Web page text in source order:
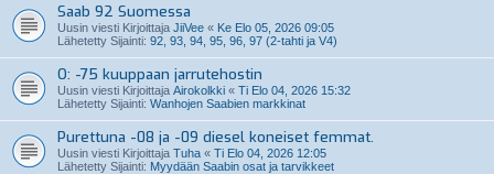
Saab 92 Suomessa
Uusin viesti Kirjoittaja JiiVee « Ke Elo 05, 2026 09:05
Lähetetty Sijainti: 92, 93, 94, 95, 96, 97 (2-tahti ja V4)
O: -75 kuuppaan jarrutehostin
Uusin viesti Kirjoittaja Airokolkki « Ti Elo 04, 2026 15:32
Lähetetty Sijainti: Wanhojen Saabien markkinat
Purettuna -08 ja -09 diesel koneiset femmat.
Uusin viesti Kirjoittaja Tuha « Ti Elo 04, 2026 12:05
Lähetetty Sijainti: Myydään Saabin osat ja tarvikkeet